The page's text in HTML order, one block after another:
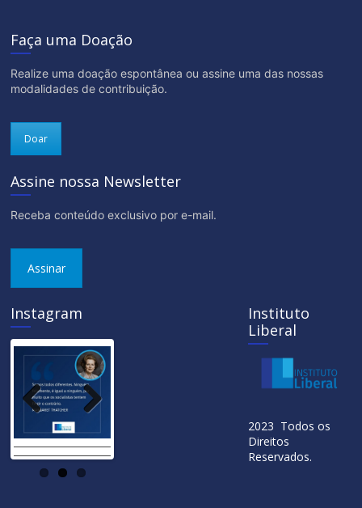
Faça uma Doação
Realize uma doação espontânea ou assine uma das nossas
modalidades de contribuição.
Doar
Assine nossa Newsletter
Receba conteúdo exclusivo por e-mail.
Assinar
Instagram
ous
Instituto
Liberal
2023 Todos os
Direitos
Reservados.